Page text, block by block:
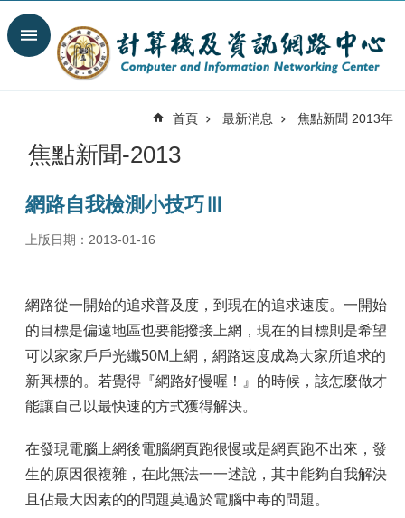
跳到主要內容區塊
搜
尋
最
消
我
們
服
務
陣
容
服
務
資
源
首頁 最新消息 焦點新聞 2013年
焦點新聞-2013
網路自我檢測小技巧Ⅲ
上版日期：2013-01-16
網路從一開始的追求普及度，到現在的追求速度。一開始
的目標是偏遠地區也要能撥接上網，現在的目標則是希望
可以家家戶戶光纖50M上網，網路速度成為大家所追求的
新興標的。若覺得『網路好慢喔！』的時候，該怎麼做才
能讓自己以最快速的方式獲得解決。
在發現電腦上網後電腦網頁跑很慢或是網頁跑不出來，發
生的原因很複雜，在此無法一一述說，其中能夠自我解決
且佔最大因素的的問題莫過於電腦中毒的問題。